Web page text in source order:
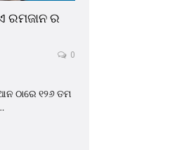
ରମଜାନ ର
0
ଠାରେ ୧୨୬ ତମ